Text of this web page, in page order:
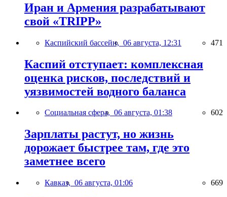
Иран и Армения разрабатывают
свой «TRIPP»
Каспийский бассейн, 06 августа, 12:31 471
Каспий отступает: комплексная
оценка рисков, последствий и
уязвимостей водного баланса
Социальная сфера, 06 августа, 01:38 602
Зарплаты растут, но жизнь
дорожает быстрее там, где это
заметнее всего
Кавказ, 06 августа, 01:06 669